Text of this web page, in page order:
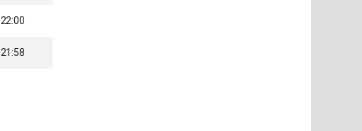
22:00
21:58